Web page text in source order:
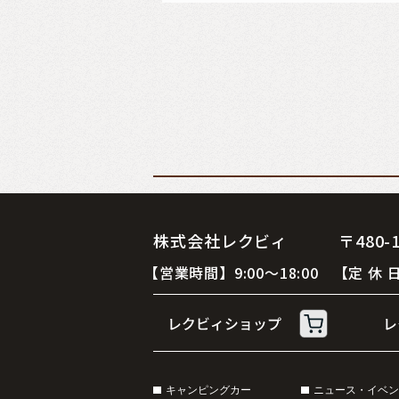
株式会社レクビィ 〒480-
【営業時間】9:00～18:00 【定 休
キャンピングカー ニュース・イベ